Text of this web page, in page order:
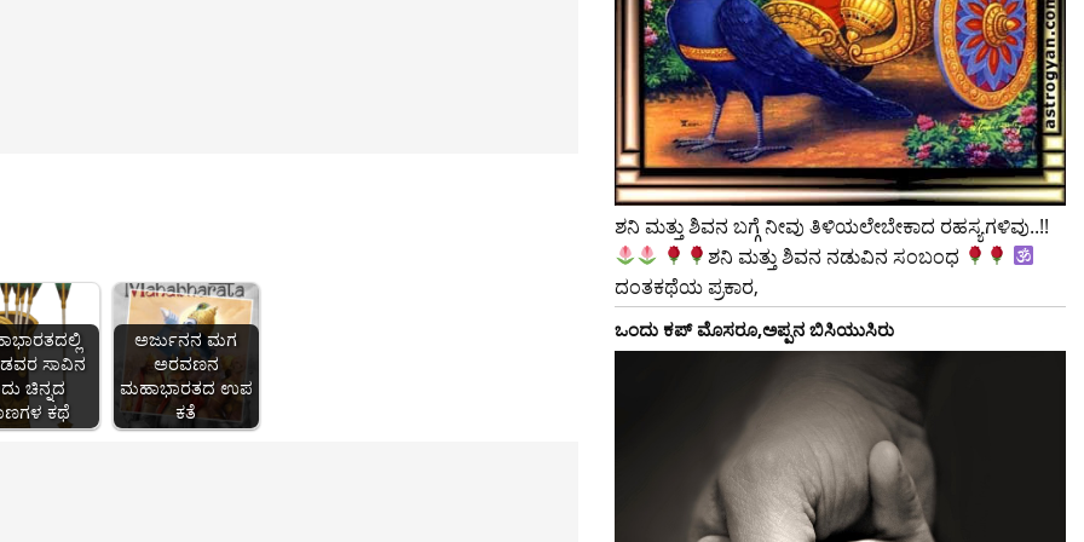
ಸಾವಿನ
ಚಿನ್ನದ
ಕಥೆ
ಅರ್ಜುನನ ಮಗ
ಅರವಣನ
ಮಹಾಭಾರತದ ಉಪ
ಕತೆ
ಶನಿ ಮತ್ತು ಶಿವನ ಬಗ್ಗೆ ನೀವು ತಿಳಿಯಲೇಬೇಕಾದ ರಹಸ್ಯಗಳಿವು..!!
ಶನಿ ಮತ್ತು ಶಿವನ ನಡುವಿನ ಸಂಬಂಧ
ದಂತಕಥೆಯ ಪ್ರಕಾರ,
ಒಂದು ಕಪ್ ಮೊಸರೂ,ಅಪ್ಪನ ಬಿಸಿಯುಸಿರು